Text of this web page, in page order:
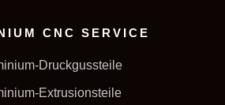
CNC SERVICE
Druckgussteile
Extrusionsteile